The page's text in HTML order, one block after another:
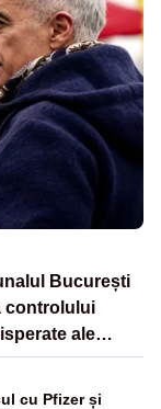
București
controlului
ale
cu Pfizer și